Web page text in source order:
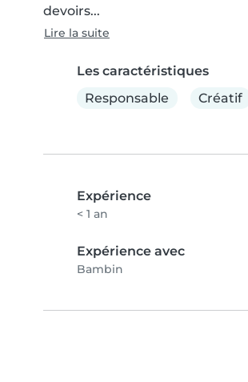
devoirs...
Lire la suite
Les caractéristiques
Responsable
Créatif
Expérience
< 1 an
Expérience avec
Bambin